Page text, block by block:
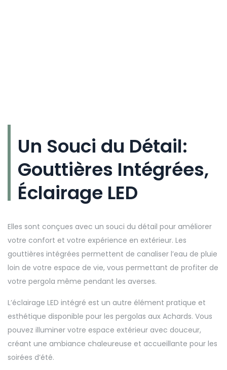
Un Souci du Détail:
Gouttières Intégrées,
Éclairage LED
Elles sont conçues avec un souci du détail pour améliorer
votre confort et votre expérience en extérieur. Les
gouttières intégrées permettent de canaliser l’eau de pluie
loin de votre espace de vie, vous permettant de profiter de
votre pergola même pendant les averses.
L’éclairage LED intégré est un autre élément pratique et
esthétique disponible pour les pergolas aux Achards. Vous
pouvez illuminer votre espace extérieur avec douceur,
créant une ambiance chaleureuse et accueillante pour les
soirées d’été.